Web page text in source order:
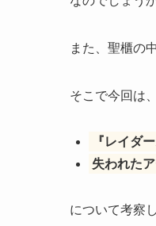
また、聖櫃の
そこで今回は、
『レイダ
失われた
について考察